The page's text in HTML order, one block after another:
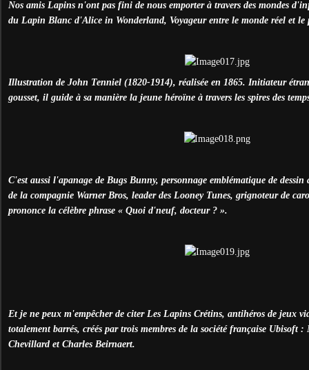
Nos amis Lapins n'ont pas fini de nous emporter à travers des mondes
du Lapin Blanc d'Alice in Wonderland, Voyageur entre le monde réel et le
Illustration de John Tenniel (1820-1914), réalisée en 1865. Initiateur
gousset, il guide à sa manière la jeune héroïne à travers les spires des
C'est aussi l'apanage de Bugs Bunny, personnage emblématique de dessin
de la compagnie Warner Bros, leader des Looney Tunes, grignoteur de
prononce la célèbre phrase « Quoi d'neuf, docteur ? ».
Et je ne peux m'empêcher de citer Les Lapins Crétins, antihéros de jeux
totalement barrés, créés par trois membres de la société française Ubisoft
Chevillard et Charles Beirnaert.